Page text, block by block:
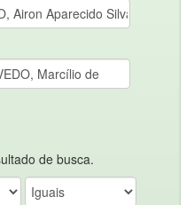
de busca.